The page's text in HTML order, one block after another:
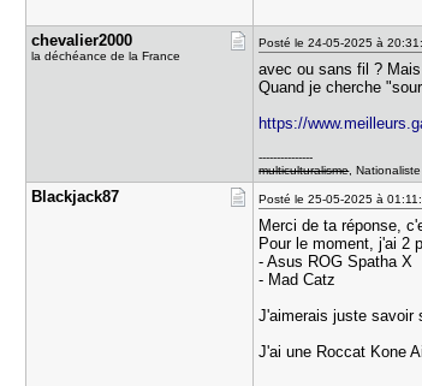
chevalier2​000
la déchéance de la France
Posté le 24-05-2025 à
avec ou sans fil ?
Quand je cherche
https://
---------------
multiculturalisme, Nationaliste
Blackjack8​7 Posté le 25-05-2025 à
Merci de ta réponse,
Pour le moment, j'ai 2
- Asus ROG Spatha X
- Mad Catz
J'aimerais juste savoir
J'ai une Roccat Kone